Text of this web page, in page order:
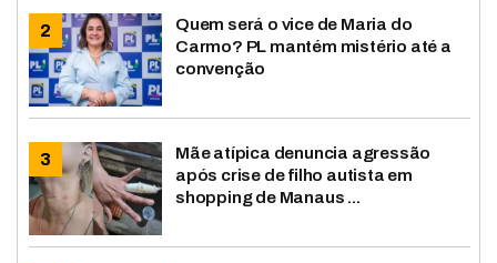
Quem será o vice de Maria do
Carmo? PL mantém mistério até a
convenção
Mãe atípica denuncia agressão
após crise de filho autista em
shopping de Manaus ...